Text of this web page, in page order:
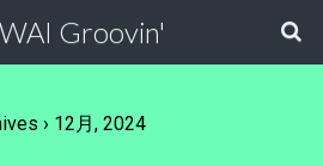
Groovin'
› 12月, 2024